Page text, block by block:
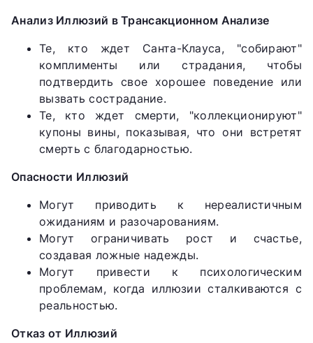
Анализ Иллюзий в Трансакционном Анализе
Те, кто ждет Санта-Клауса, "собирают"
комплименты или страдания, чтобы
подтвердить свое хорошее поведение или
вызвать сострадание.
Те, кто ждет смерти, "коллекционируют"
купоны вины, показывая, что они встретят
смерть с благодарностью.
Опасности Иллюзий
Могут приводить к нереалистичным
ожиданиям и разочарованиям.
Могут ограничивать рост и счастье,
создавая ложные надежды.
Могут привести к психологическим
проблемам, когда иллюзии сталкиваются с
реальностью.
Отказ от Иллюзий